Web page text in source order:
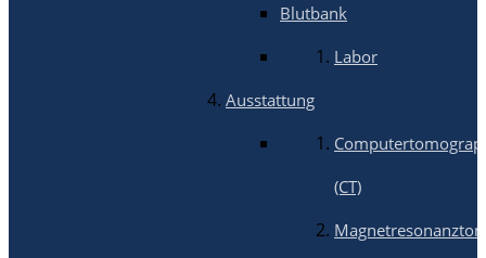
Blutbank
Labor
Ausstattung
(CT)